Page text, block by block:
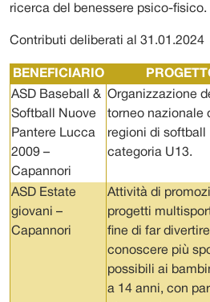
ricerca del benessere psico-fisico.
Contributi deliberati al 31.01.2024
BENEFICIARIO
ASD Baseball &
Softball Nuove
Pantere Lucca
2009 –
Capannori
Organizzazione
torneo nazionale
regioni di softball
categoria U13.
ASD Estate
giovani –
Capannori
Attività di
progetti
fine di far
conoscere più
possibili ai
a 14 anni, con